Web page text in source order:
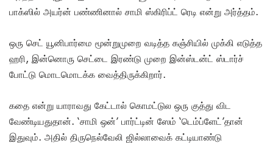
பாக்ஸில் அயர்ன் பண்ணினால் சாமி ஸ்கிரிப்ட் ரெடி என்று அர்த்தம்.
ஒரு செட் யூனிபார்மை மூன்றுமுறை வடித்த கஞ்சியில் முக்கி எடுத்த
ஹரி, இன்னொரு செட்டை இரண்டு முறை இன்ஸ்டன்ட் ஸ்டார்ச்
போட்டு மொடமொடக்க வைத்திருக்கிறார்.
கதை என்று யாராவது கேட்டால் கொமட்டுல ஒரு குத்து விட
வேண்டியதுதான். ‘சாமி ஒன்’ பார்ட்டின் ஸேம் ‘டெம்ப்ளேட்’தான்
இதுவும். அதில் திருநெல்வேலி ஜில்லாவைக் கட்டியாண்டு